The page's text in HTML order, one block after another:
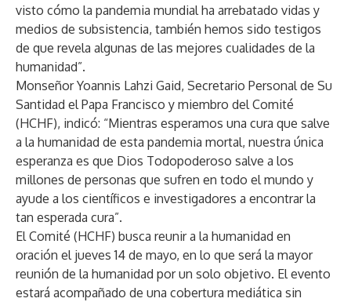
visto cómo la pandemia mundial ha arrebatado vidas y
medios de subsistencia, también hemos sido testigos
de que revela algunas de las mejores cualidades de la
humanidad”.
Monseñor Yoannis Lahzi Gaid, Secretario Personal de Su
Santidad el Papa Francisco y miembro del Comité
(HCHF), indicó: “Mientras esperamos una cura que salve
a la humanidad de esta pandemia mortal, nuestra única
esperanza es que Dios Todopoderoso salve a los
millones de personas que sufren en todo el mundo y
ayude a los científicos e investigadores a encontrar la
tan esperada cura”.
El Comité (HCHF) busca reunir a la humanidad en
oración el jueves 14 de mayo, en lo que será la mayor
reunión de la humanidad por un solo objetivo. El evento
estará acompañado de una cobertura mediática sin